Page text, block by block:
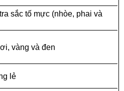
sắc tố mực (nhòe, phai và
vàng và đen
lẻ